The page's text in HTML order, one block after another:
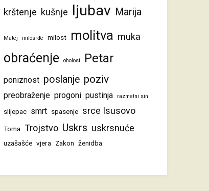
krštenje kušnje ljubav Marija
Matej milosrđe milost molitva muka
obraćenje oholost Petar
poniznost poslanje poziv
preobraženje progoni pustinja razmetni sin
slijepac smrt spasenje srce Isusovo
Toma Trojstvo Uskrs uskrsnuće
uzašašće vjera Zakon ženidba